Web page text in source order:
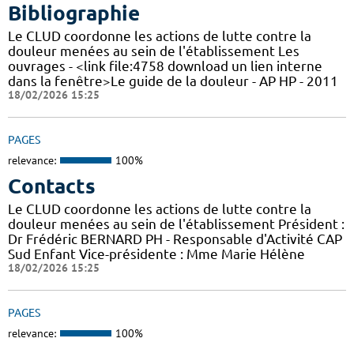
Bibliographie
Le CLUD coordonne les actions de lutte contre la
douleur menées au sein de l'établissement Les
ouvrages - <link file:4758 download un lien interne
dans la fenêtre>Le guide de la douleur - AP HP - 2011
18/02/2026 15:25
PAGES
relevance: 100%
Contacts
Le CLUD coordonne les actions de lutte contre la
douleur menées au sein de l'établissement Président :
Dr Frédéric BERNARD PH - Responsable d'Activité CAP
Sud Enfant Vice-présidente : Mme Marie Hélène
18/02/2026 15:25
PAGES
relevance: 100%